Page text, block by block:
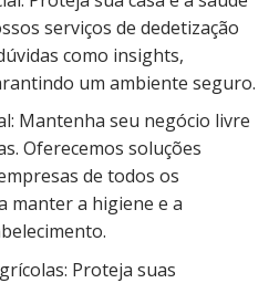
serviços de dedetização
como insights,
um ambiente seguro.
Mantenha seu negócio livre
Oferecemos soluções
de todos os
manter a higiene e a
Proteja suas